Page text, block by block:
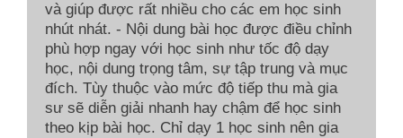
và giúp được rất nhiều cho các em học sinh
nhút nhát. - Nội dung bài học được điều chỉnh
phù hợp ngay với học sinh như tốc độ dạy
học, nội dung trọng tâm, sự tập trung và mục
đích. Tùy thuộc vào mức độ tiếp thu mà gia
sư sẽ diễn giải nhanh hay chậm để học sinh
theo kịp bài học. Chỉ dạy 1 học sinh nên gia